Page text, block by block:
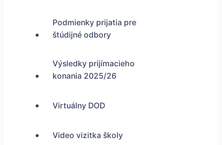
Podmienky prijatia pre
štúdijné odbory
Výsledky prijímacieho
konania 2025/26
Virtuálny DOD
Video vizitka školy